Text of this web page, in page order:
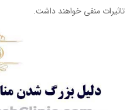
تاثیرات منفی خواهند داشت.